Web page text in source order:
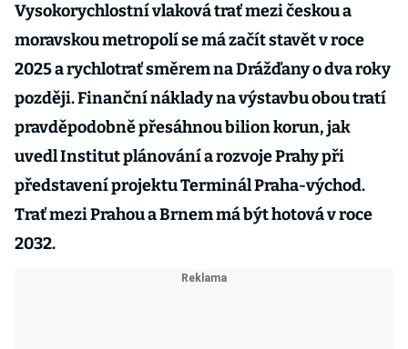
Vysokorychlostní vlaková trať mezi českou a
moravskou metropolí se má začít stavět v roce
2025 a rychlotrať směrem na Drážďany o dva roky
později. Finanční náklady na výstavbu obou tratí
pravděpodobně přesáhnou bilion korun, jak
uvedl Institut plánování a rozvoje Prahy při
představení projektu Terminál Praha-východ.
Trať mezi Prahou a Brnem má být hotová v roce
2032.